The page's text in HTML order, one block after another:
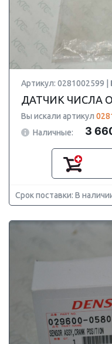
Артикул: 0281002599 |
ДАТЧИК ЧИСЛА
Вы искали артикул
Наличные:
3
Срок поставки: В